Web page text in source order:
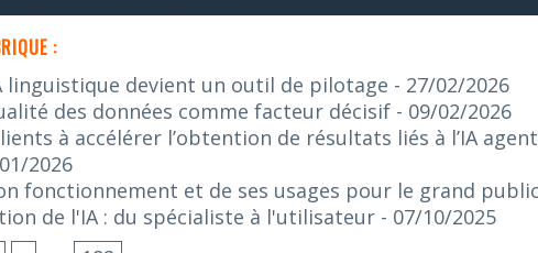
:
linguistique devient un outil de pilotage - 27/02/2026
des données comme facteur décisif - 09/02/2026
à accélérer l’obtention de résultats liés à l’IA
2026
fonctionnement et de ses usages pour le grand public
de l'IA : du spécialiste à l'utilisateur - 07/10/2025